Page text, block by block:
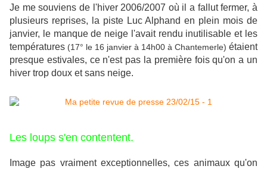
Je me souviens de l'hiver 2006/2007 où il a fallut fermer, à
plusieurs reprises, la piste Luc Alphand en plein mois de
janvier, le manque de neige l'avait rendu inutilisable et les
températures (17° le 16 janvier à 14h00 à Chantemerle) étaient
presque estivales, ce n'est pas la première fois qu'on a un
hiver trop doux et sans neige.
Les loups s'en contentent.
Image pas vraiment exceptionnelles, ces animaux qu'on